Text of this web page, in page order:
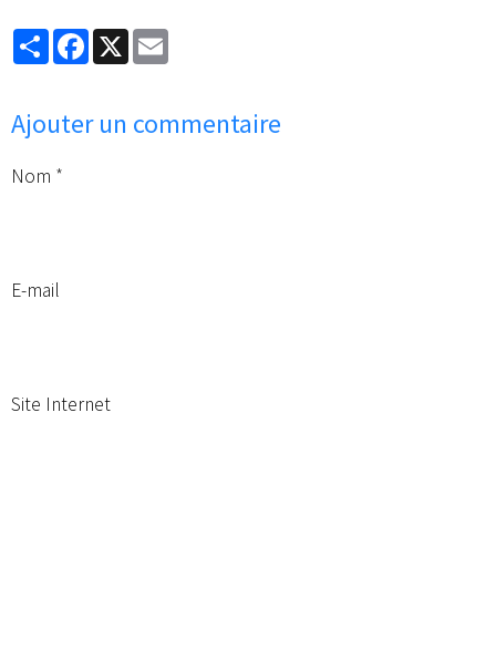
PartagerFacebook
X
Ajouter un commentaire
Nom
E-mail
Site Internet